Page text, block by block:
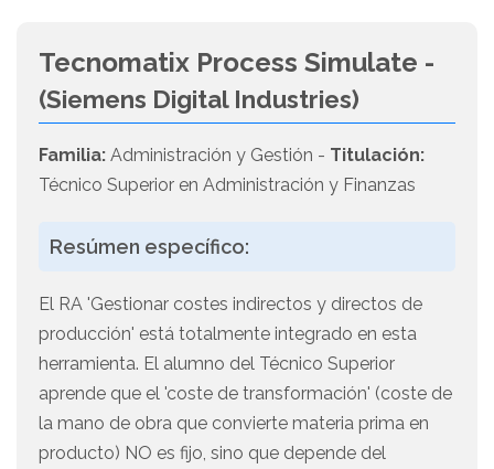
Tecnomatix Process Simulate -
(Siemens Digital Industries)
Familia: Administración y Gestión - Titulación:
Técnico Superior en Administración y Finanzas
Resúmen específico:
El RA 'Gestionar costes indirectos y directos de
producción' está totalmente integrado en esta
herramienta. El alumno del Técnico Superior
aprende que el 'coste de transformación' (coste de
la mano de obra que convierte materia prima en
producto) NO es fijo, sino que depende del